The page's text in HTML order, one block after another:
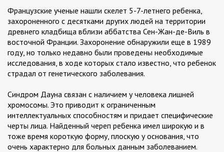
Французские ученые нашли скелет 5-7-летнего ребенка,
захороненного с десятками других людей на территории
древнего кладбища вблизи аббатства Сен-Жан-де-Виль в
восточной Франции. Захоронение обнаружили еще в 1989
году, но только недавно были проведены необходимые
исследования, в ходе которых стало известно, что ребенок
страдал от генетического заболевания.
Синдром Дауна связан с наличием у человека лишней
хромосомы. Это приводит к ограниченным
интеллектуальных способностям и придает специфические
черты лица. Найденный череп ребенка имел широкую и в
тоже время короткую форму, плоскую у основания, что
очень характерно для больных данным заболеванием.